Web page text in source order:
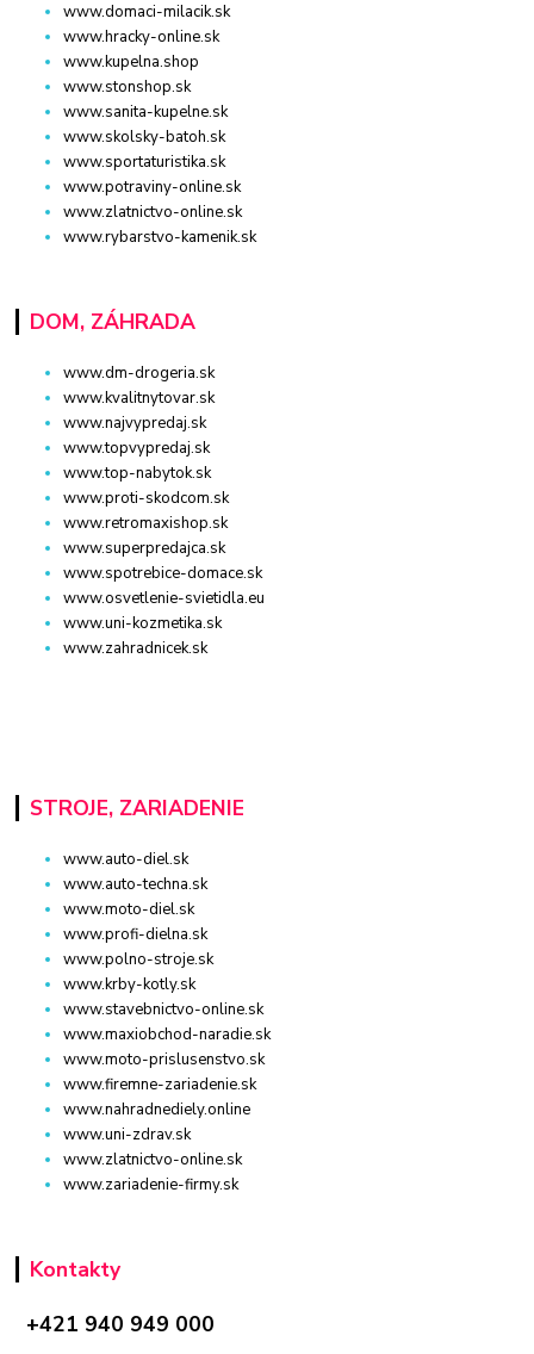
www.domaci-milacik.sk
www.hracky-online.sk
www.kupelna.shop
www.stonshop.sk
www.sanita-kupelne.sk
www.skolsky-batoh.sk
www.sportaturistika.sk
www.potraviny-online.sk
www.zlatnictvo-online.sk
www.rybarstvo-kamenik.sk
DOM, ZÁHRADA
www.dm-drogeria.sk
www.kvalitnytovar.sk
www.najvypredaj.sk
www.topvypredaj.sk
www.top-nabytok.sk
www.proti-skodcom.sk
www.retromaxishop.sk
www.superpredajca.sk
www.spotrebice-domace.sk
www.osvetlenie-svietidla.eu
www.uni-kozmetika.sk
www.zahradnicek.sk
STROJE, ZARIADENIE
www.auto-diel.sk
www.auto-techna.sk
www.moto-diel.sk
www.profi-dielna.sk
www.polno-stroje.sk
www.krby-kotly.sk
www.stavebnictvo-online.sk
www.maxiobchod-naradie.sk
www.moto-prislusenstvo.sk
www.firemne-zariadenie.sk
www.nahradnediely.online
www.uni-zdrav.sk
www.zlatnictvo-online.sk
www.zariadenie-firmy.sk
Kontakty
+421 940 949 000